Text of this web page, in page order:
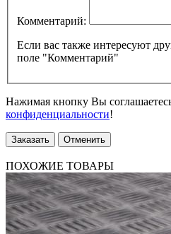
Комментарий:
Если вас также интересуют
поле "Комментарий"
Нажимая кнопку Вы
конфиденциальности!
Заказать Отменить
ПОХОЖИЕ ТОВАРЫ